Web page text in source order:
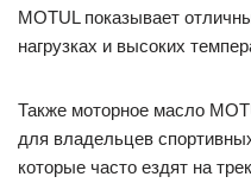
MOTUL показывает
нагрузках и высоких
Также моторное масло
для владельцев
которые часто ездят на